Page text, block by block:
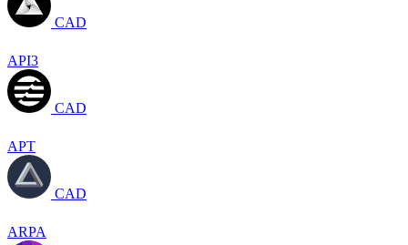
CAD
API3
CAD
APT
CAD
ARPA